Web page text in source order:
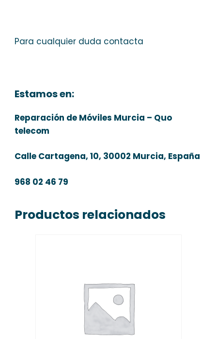
Para cualquier duda contacta
Estamos en:
Reparación de Móviles Murcia – Quo
telecom
Calle Cartagena, 10, 30002 Murcia, España
968 02 46 79
Productos relacionados